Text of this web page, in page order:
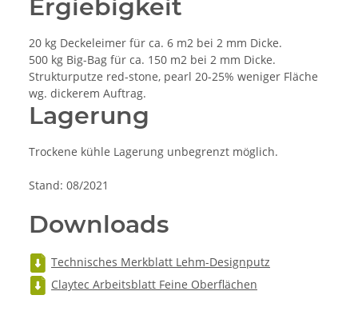
Ergiebigkeit
20 kg Deckeleimer für ca. 6 m2 bei 2 mm Dicke.
500 kg Big-Bag für ca. 150 m2 bei 2 mm Dicke.
Strukturputze red-stone, pearl 20-25% weniger Fläche
wg. dickerem Auftrag.
Lagerung
Trockene kühle Lagerung unbegrenzt möglich.
Stand: 08/2021
Downloads
Technisches Merkblatt Lehm-Designputz
Claytec Arbeitsblatt Feine Oberflächen